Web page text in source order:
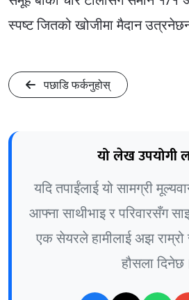
स्पष्ट जितको खोजीमा मैदान
पछाडि फर्कनुहोस्
यो लेख उपयोगी
यदि तपाईंलाई यो सामग्री
आफ्ना साथीभाइ र परिवारसँग
एक सेयरले हामीलाई अझ राम्रो
हौसला